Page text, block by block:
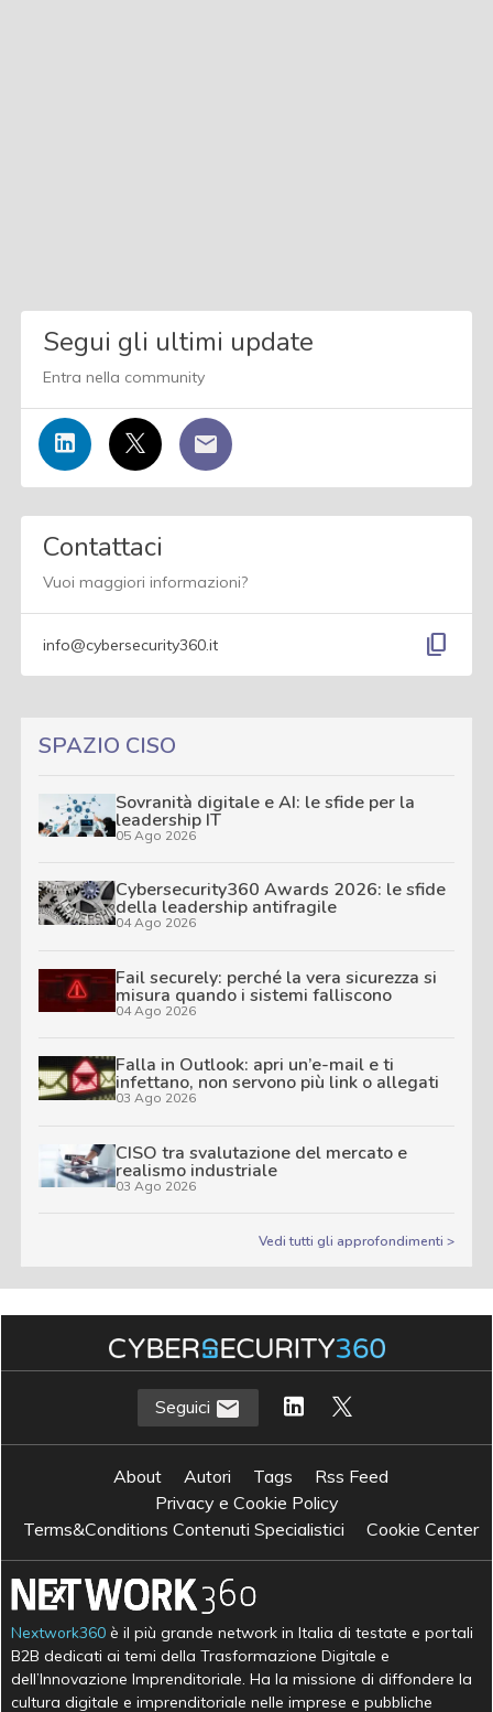
Segui gli ultimi update
Entra nella community
Contattaci
Vuoi maggiori informazioni?
info@cybersecurity360.it content_copy
SPAZIO CISO
Sovranità digitale e AI: le sfide per la
leadership IT
05 Ago 2026
Cybersecurity360 Awards 2026: le sfide
della leadership antifragile
04 Ago 2026
Fail securely: perché la vera sicurezza si
misura quando i sistemi falliscono
04 Ago 2026
Falla in Outlook: apri un’e-mail e ti
infettano, non servono più link o allegati
03 Ago 2026
CISO tra svalutazione del mercato e
realismo industriale
03 Ago 2026
Vedi tutti gli approfondimenti >
Seguici
About Autori Tags
Rss Feed
Privacy e Cookie Policy
Terms&Conditions Contenuti Specialistici
Cookie Center
Nextwork360 è il più grande network in Italia di testate e portali
B2B dedicati ai temi della Trasformazione Digitale e
dell’Innovazione Imprenditoriale. Ha la missione di diffondere la
cultura digitale e imprenditoriale nelle imprese e pubbliche